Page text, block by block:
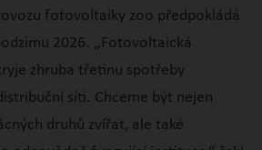
fotovoltaiky zoo předpokládá
2026. „Fotovoltaická
zhruba třetinu spotřeby
síti. Chceme být nejen
druhů zvířat, ale také